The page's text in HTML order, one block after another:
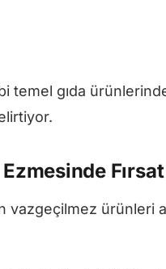
temel gıda
Fırsat
vazgeçilmez ürünleri